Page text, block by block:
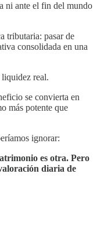
ni ante el fin del mundo
tributaria: pasar de
consolidada en una
real.
se convierta en
más potente que
ignorar:
es otra. Pero
diaria de